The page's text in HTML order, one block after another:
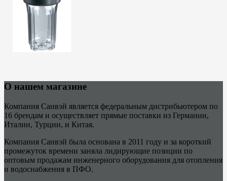
О нашем магазине
Компания Санвэй является федеральным дистрибьютером по
16 брендам и осуществляет прямые поставки из Германии,
Италии, Турции, и Китая.
Компания Санвэй была основана в 2011 году и за короткий
промежуток времени заняла лидирующие позиции по
оптовым продажам инженерного оборудования для отопления
и водоснабжения в ПФО.